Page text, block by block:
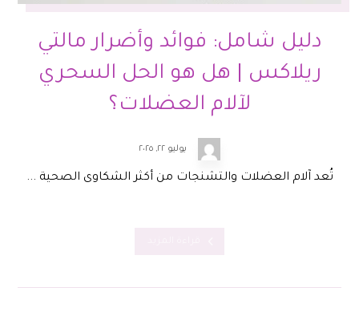
دليل شامل: فوائد وأضرار مالتي
ريلاكس | هل هو الحل السحري
لآلام العضلات؟
يوليو ٢٢, ٢٠٢٥
تُعد آلام العضلات والتشنجات من أكثر الشكاوى الصحية ...